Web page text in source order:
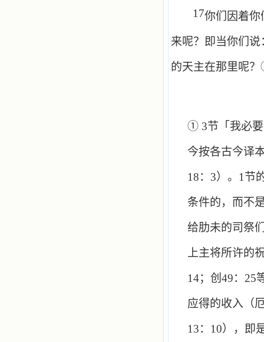
17你们因着你
来呢？即当你们
的天主在那里呢
① 3节「我必
今按各古今译
18： 3）。 1 节
条件的，而不
给肋未的司祭
上主将所许的
14；创 49： 25
应得的收入（
13： 10），即